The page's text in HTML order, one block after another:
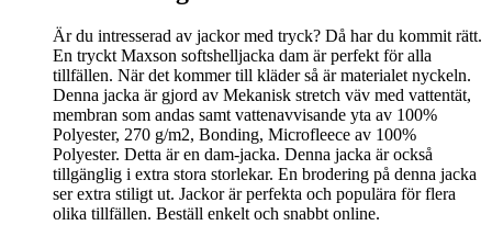
Är du intresserad av jackor med tryck? Då har du kommit rätt.
En tryckt Maxson softshelljacka dam är perfekt för alla
tillfällen. När det kommer till kläder så är materialet nyckeln.
Denna jacka är gjord av Mekanisk stretch väv med vattentät,
membran som andas samt vattenavvisande yta av 100%
Polyester, 270 g/m2, Bonding, Microfleece av 100%
Polyester. Detta är en dam-jacka. Denna jacka är också
tillgänglig i extra stora storlekar. En brodering på denna jacka
ser extra stiligt ut. Jackor är perfekta och populära för flera
olika tillfällen. Beställ enkelt och snabbt online.